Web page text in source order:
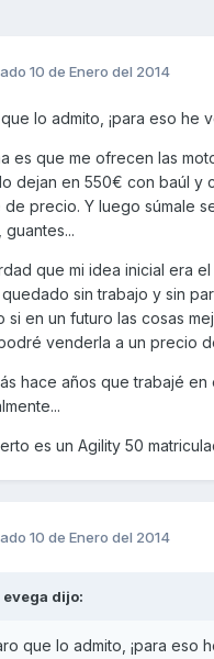
10 de Enero del 2014
lo admito, ¡para eso he
es que me ofrecen las
dejan en 550€ con baúl y
precio. Y luego súmale
guantes...
que mi idea inicial era
sin trabajo y sin
si en un futuro las cosas
venderla a un precio
hace años que trabajé
es un Agility 50
10 de Enero del 2014
evega dijo:
que lo admito, ¡para eso